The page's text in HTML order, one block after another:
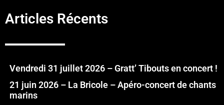
Articles Récents
Vendredi 31 juillet 2026 – Gratt’ Tibouts en concert !
21 juin 2026 – La Bricole – Apéro-concert de chants
marins